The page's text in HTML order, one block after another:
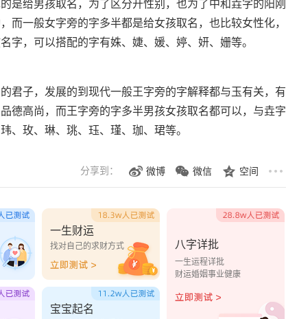
是给男孩取名，为了区分开性别，也为了中和垚字的阳刚
而一般女字旁的字多半都是给女孩取名，也比较女性化，
字，可以搭配的字有姝、婕、媛、婷、妍、姗等。
君子，发展的到现代一般王字旁的字解释都与玉有关，有
德高尚，而王字旁的字多半男孩女孩取名都可以，与垚字
、玫、琳、珧、珏、瑾、珈、珺等。
分享到： 微博 微信 空间
一生财运
找对自己的求财方式
宝宝起名
八字详批
一生运程详批
财运婚姻事业健康